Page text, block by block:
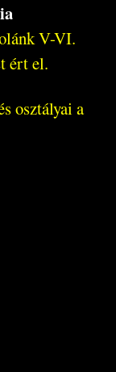
V-VI.
ért el.
osztályai a